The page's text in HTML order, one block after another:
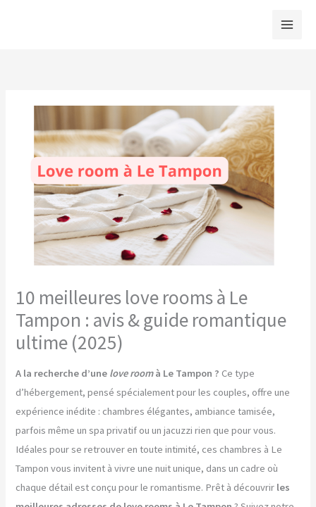
10 meilleures love rooms à Le
Tampon : avis & guide romantique
ultime (2025)
A la recherche d’une love roomà Le Tampon ? Ce type
d’hébergement, pensé spécialement pour les couples, offre une
expérience inédite : chambres élégantes, ambiance tamisée,
parfois même un spa privatif ou un jacuzzi rien que pour vous.
Idéales pour se retrouver en toute intimité, ces chambres à Le
Tampon vous invitent à vivre une nuit unique, dans un cadre où
chaque détail est conçu pour le romantisme. Prêt à découvrir les